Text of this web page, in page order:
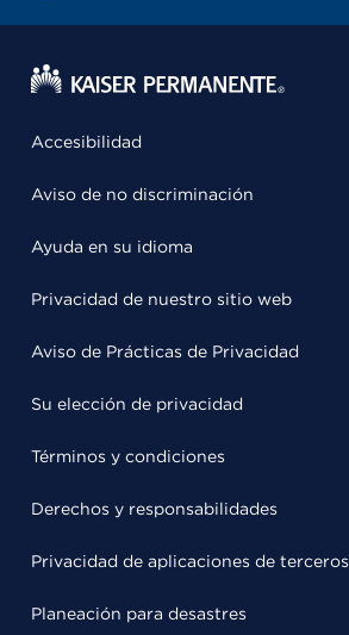
Accesibilidad
Aviso de no discriminación
Ayuda en su idioma
Privacidad de nuestro sitio web
Aviso de Prácticas de Privacidad
Su elección de privacidad
Términos y condiciones
Derechos y responsabilidades
Privacidad de aplicaciones de terceros
Planeación para desastres